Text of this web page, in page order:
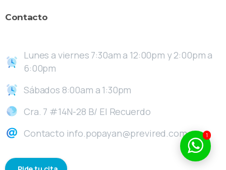
Contacto
Lunes a viernes 7:30am a 12:00pm y 2:00pm a
6:00pm
Sábados 8:00am a 1:30pm
Cra. 7 #14N-28 B/ El Recuerdo
Contacto info.popayan@previred.com.co
1